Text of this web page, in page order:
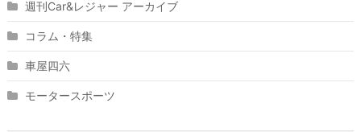
週刊Car&レジャー アーカイブ
コラム・特集
車屋四六
モータースポーツ